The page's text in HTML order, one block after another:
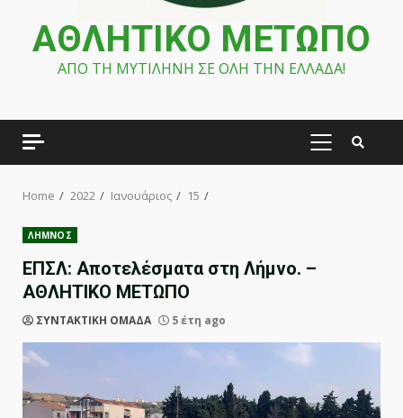
ΑΘΛΗΤΙΚΟ ΜΕΤΩΠΟ
ΑΠΟ ΤΗ ΜΥΤΙΛΗΝΗ ΣΕ ΟΛΗ ΤΗΝ ΕΛΛΑΔΑ!
PRIMARY
Home 2022 Ιανουάριος 15
ΛΗΜΝΟΣ
ΕΠΣΛ: Αποτελέσματα στη Λήμνο. –
ΑΘΛΗΤΙΚΟ ΜΕΤΩΠΟ
ΣΥΝΤΑΚΤΙΚΗ ΟΜΑΔΑ 5 έτη ago